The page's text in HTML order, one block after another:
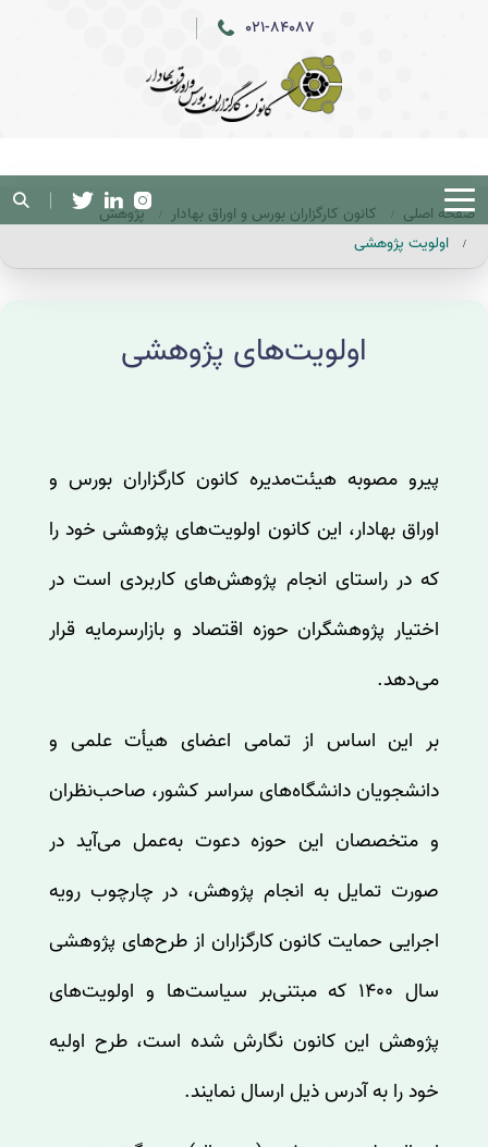
021-84087
صفحه اصلی کانون کارگزاران بورس و اوراق بهادار
پژوهش
اولویت پژوهشی
اولویت‌های پژوهشی
پیرو مصوبه هیئت‌مدیره کانون کارگزاران بورس و
اوراق بهادار، این کانون اولویت‌های پژوهشی خود را
که در راستای انجام پژوهش‌های کاربردی است در
اختیار پژوهشگران حوزه اقتصاد و بازارسرمایه قرار
می‌دهد.
بر این اساس از تمامی اعضای هیأت علمی و
دانشجویان دانشگاه‌های سراسر کشور، صاحب‌نظران
و متخصصان این حوزه دعوت به‌عمل می‌آید در
صورت تمایل به انجام پژوهش، در چارچوب رویه
اجرایی حمایت کانون کارگزاران از طرح‌های پژوهشی
سال 1400 که مبتنی‌بر سیاست‌ها و اولویت‌های
پژوهش این کانون نگارش شده است، طرح اولیه
خود را به آدرس ذیل ارسال نمایند.